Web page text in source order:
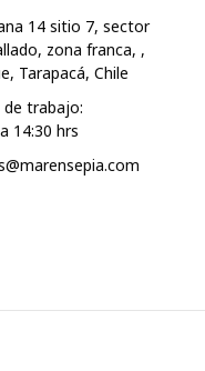
14 sitio 7, sector
zona franca, ,
Tarapacá, Chile
de trabajo:
14:30 hrs